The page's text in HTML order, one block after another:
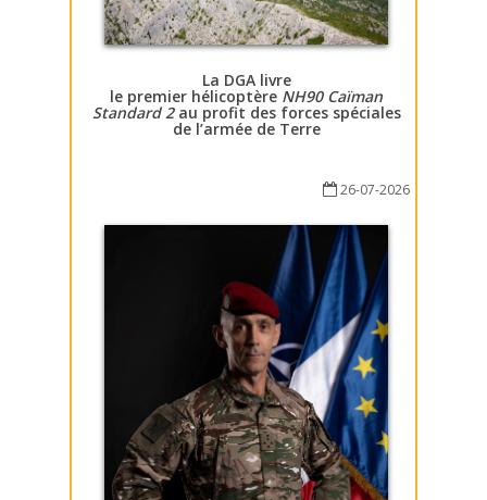
La DGA livre
le premier hélicoptère NH90 Caïman
Standard 2au profit des forces spéciales
de l’armée de Terre
26-07-2026